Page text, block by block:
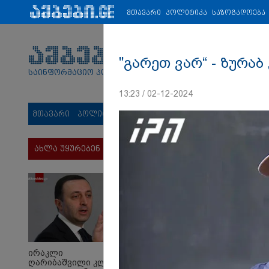
პარტნიორები: ახალი ამბები ეკონომიკა ვიდეო
საინფორმაციო პორტალი
მთავარი პოლიტიკა
ახლა უყურებენ
ირაკლი
ღარიბაშვილი კლინიკაში
მთავარი პოლიტიკა საზოგადოება
"გარეთ ვარ“ -
13:23 / 02-12-2024